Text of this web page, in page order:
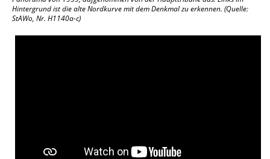
Hintergrund ist die alte Nordkurve mit dem Denkmal zu erkennen. (Quelle:
StAWo, Nr. H1140a-c)